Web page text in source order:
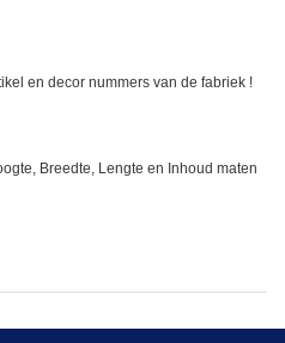
en decor nummers van de fabriek !
Breedte, Lengte en Inhoud maten